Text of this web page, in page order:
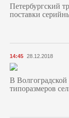
Петербургский
поставки
14:45 28.12.2018
В Волгоградской
типоразмеров